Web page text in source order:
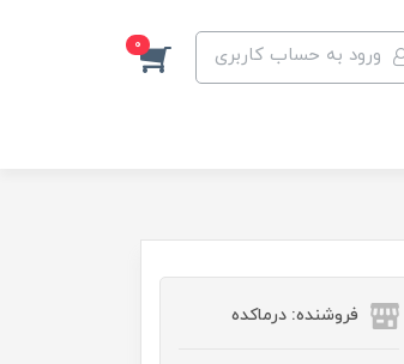
ورود به حساب کاربری 0
فروشنده: درماکده